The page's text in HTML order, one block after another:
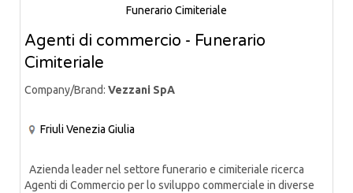
Agenti di commercio - Funerario
Cimiteriale
Company/Brand: Vezzani SpA
Friuli Venezia Giulia
Azienda leader nel settore funerario e cimiteriale ricerca
Agenti di Commercio per lo sviluppo commerciale in diverse